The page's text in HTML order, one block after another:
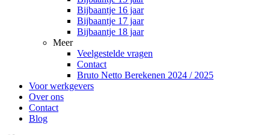
Bijbaantje 16 jaar
Bijbaantje 17 jaar
Bijbaantje 18 jaar
Meer
Veelgestelde vragen
Contact
Bruto Netto Berekenen 2024 / 2025
Voor werkgevers
Over ons
Contact
Blog